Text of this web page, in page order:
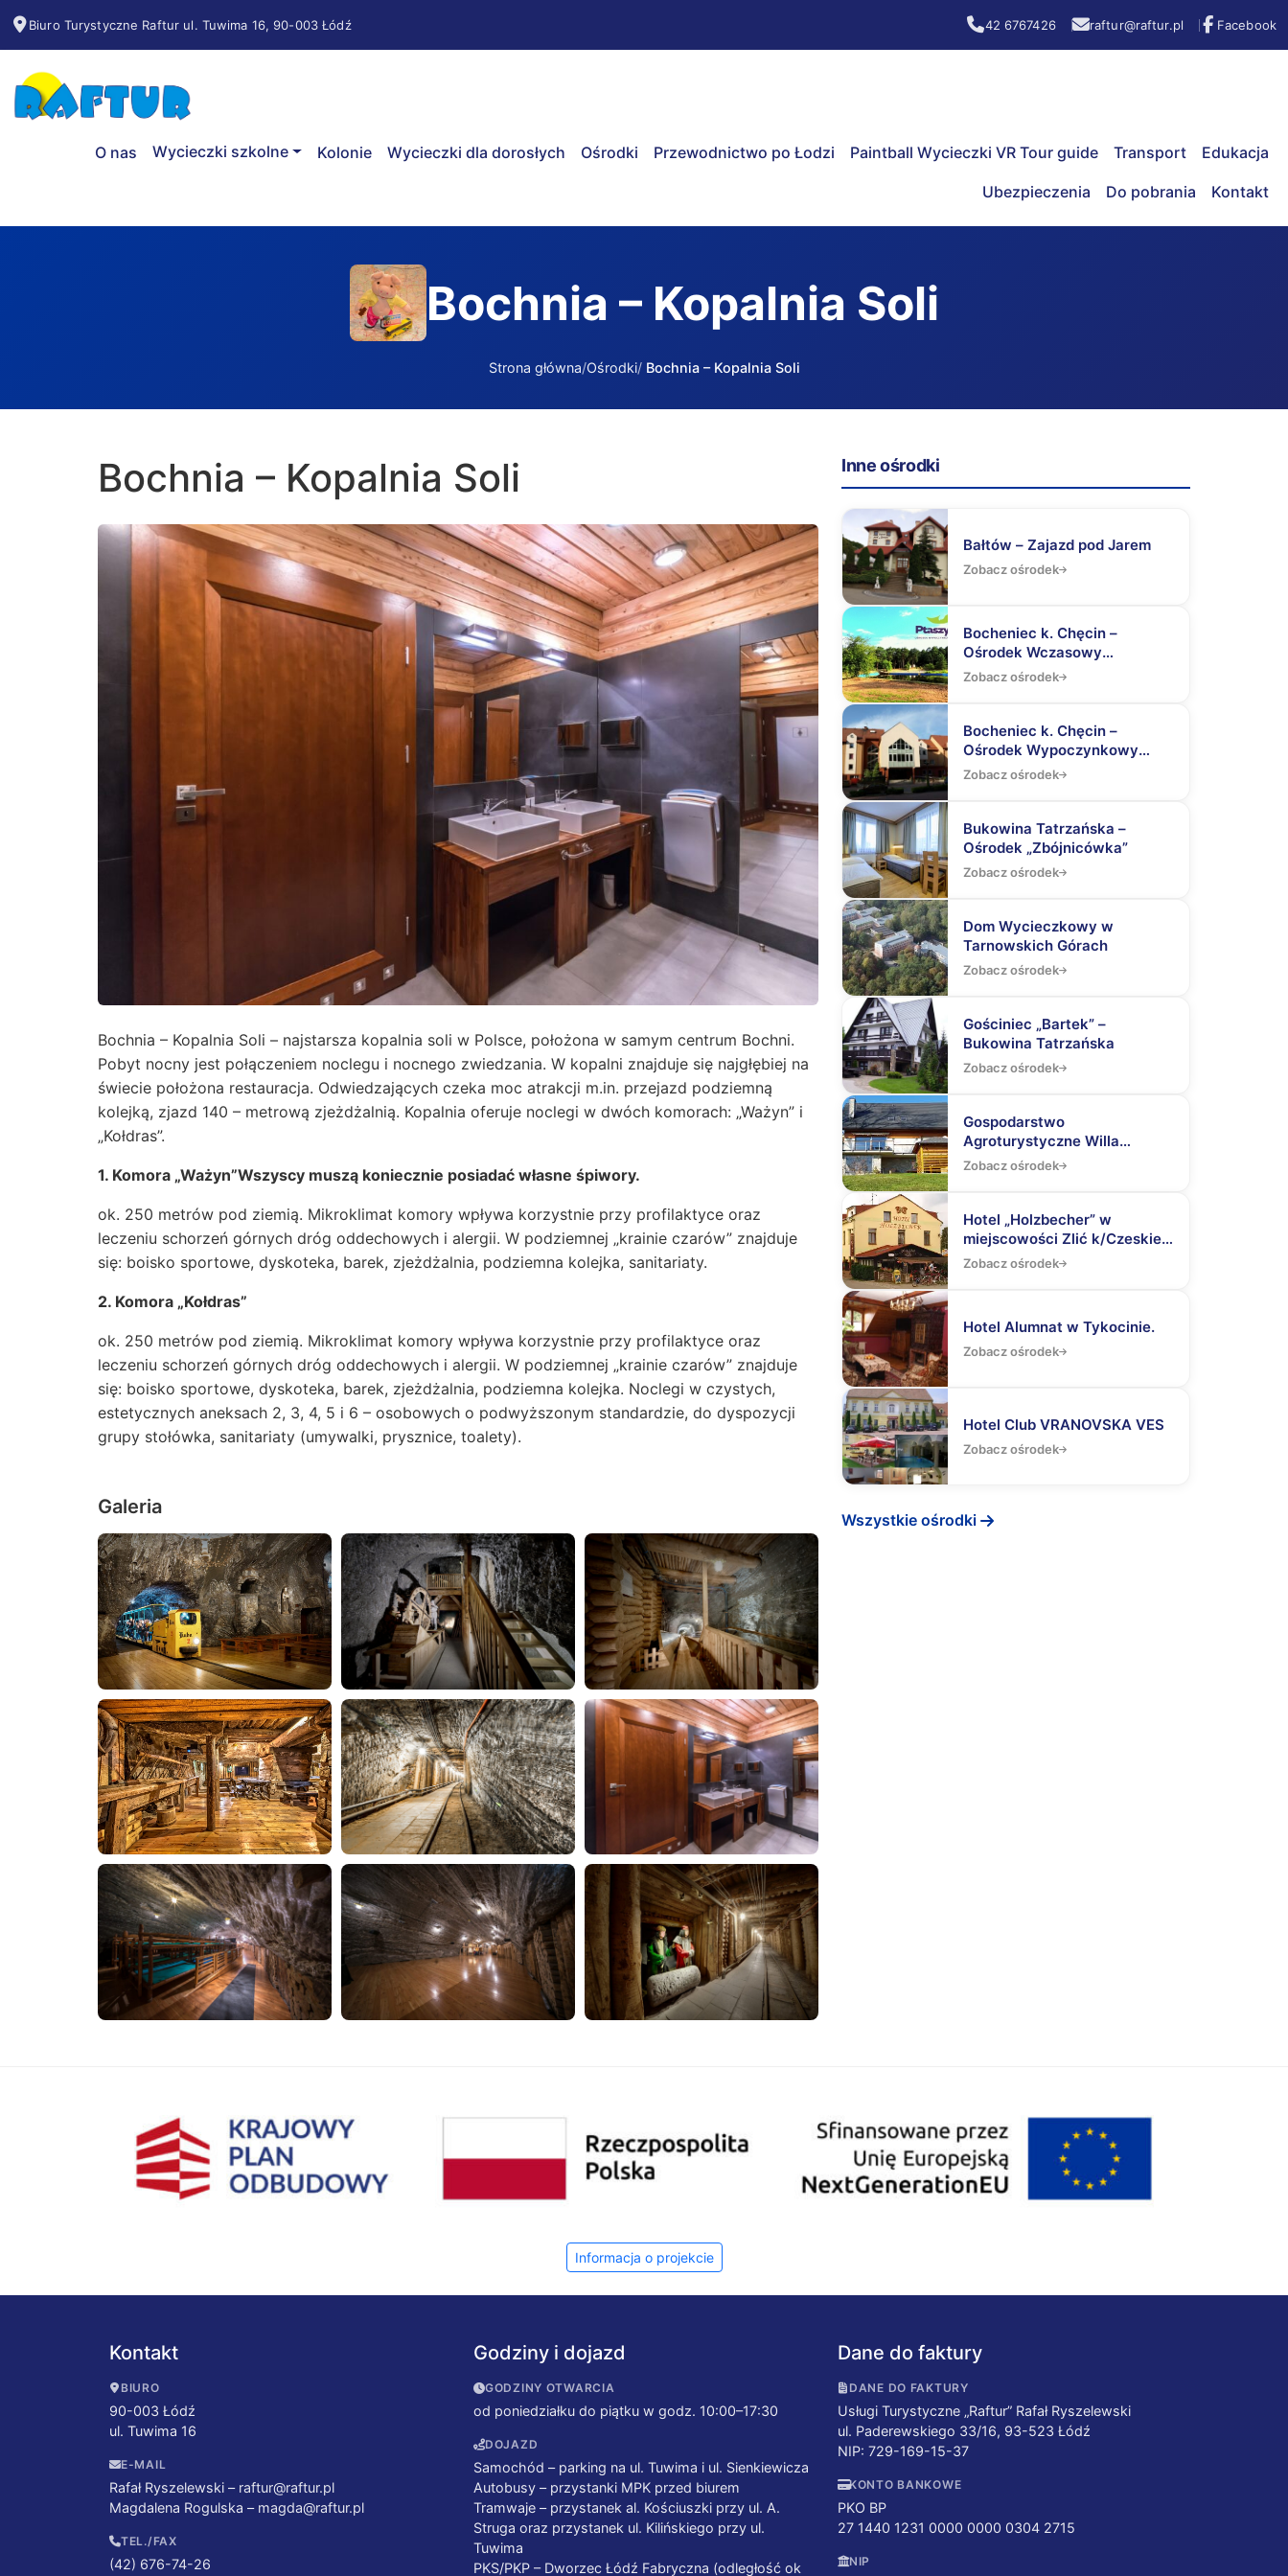
Biuro Turystyczne Raftur ul. Tuwima 16, 90-003 Łódź 42 6767426 raftur@raftur.pl Facebook
O nas Wycieczki szkolne Kolonie Wycieczki dla dorosłych Ośrodki Przewodnictwo po Łodzi Paintball Wycieczki VR Tour guide Transport Edukacja
Ubezpieczenia Do pobrania Kontakt
Bochnia – Kopalnia Soli
Strona główna Ośrodki Bochnia – Kopalnia Soli
Bochnia – Kopalnia Soli
Bochnia – Kopalnia Soli – najstarsza kopalnia soli w Polsce, położona w samym centrum Bochni.
Pobyt nocny jest połączeniem noclegu i nocnego zwiedzania. W kopalni znajduje się najgłębiej na
świecie położona restauracja. Odwiedzających czeka moc atrakcji m.in. przejazd podziemną
kolejką, zjazd 140 – metrową zjeżdżalnią. Kopalnia oferuje noclegi w dwóch komorach: „Ważyn” i
„Kołdras”.
1. Komora „Ważyn”Wszyscy muszą koniecznie posiadać własne śpiwory.
ok. 250 metrów pod ziemią. Mikroklimat komory wpływa korzystnie przy profilaktyce oraz
leczeniu schorzeń górnych dróg oddechowych i alergii. W podziemnej „krainie czarów” znajduje
się: boisko sportowe, dyskoteka, barek, zjeżdżalnia, podziemna kolejka, sanitariaty.
2. Komora „Kołdras”
ok. 250 metrów pod ziemią. Mikroklimat komory wpływa korzystnie przy profilaktyce oraz
leczeniu schorzeń górnych dróg oddechowych i alergii. W podziemnej „krainie czarów” znajduje
się: boisko sportowe, dyskoteka, barek, zjeżdżalnia, podziemna kolejka. Noclegi w czystych,
estetycznych aneksach 2, 3, 4, 5 i 6 – osobowych o podwyższonym standardzie, do dyspozycji
grupy stołówka, sanitariaty (umywalki, prysznice, toalety).
Galeria
Inne ośrodki
Bałtów – Zajazd pod Jarem
Zobacz ośrodek
Bocheniec k. Chęcin –
Ośrodek Wczasowy
„Ptaszyniec”
Zobacz ośrodek
Bocheniec k. Chęcin –
Ośrodek Wypoczynkowy
„Wierna”
Zobacz ośrodek
Bukowina Tatrzańska –
Ośrodek „Zbójnicówka”
Zobacz ośrodek
Dom Wycieczkowy w
Tarnowskich Górach
Zobacz ośrodek
Gościniec „Bartek” –
Bukowina Tatrzańska
Zobacz ośrodek
Gospodarstwo
Agroturystyczne Willa
„Jasień” na Głodowskim
Zobacz ośrodek
Hotel „Holzbecher” w
miejscowości Zlić k/Czeskiej
Skalnicy
Zobacz ośrodek
Hotel Alumnat w Tykocinie.
Zobacz ośrodek
Hotel Club VRANOVSKA VES
Zobacz ośrodek
Wszystkie ośrodki
Informacja o projekcie
Kontakt
BIURO
90-003 Łódź
ul. Tuwima 16
E-MAIL
Rafał Ryszelewski – raftur@raftur.pl
Magdalena Rogulska – magda@raftur.pl
TEL./FAX
(42) 676-74-26
Godziny i dojazd
GODZINY OTWARCIA
od poniedziałku do piątku w godz. 10:00–17:30
DOJAZD
Samochód – parking na ul. Tuwima i ul. Sienkiewicza
Autobusy – przystanki MPK przed biurem
Tramwaje – przystanek al. Kościuszki przy ul. A.
Struga oraz przystanek ul. Kilińskiego przy ul.
Tuwima
PKS/PKP – Dworzec Łódź Fabryczna (odległość ok
Dane do faktury
DANE DO FAKTURY
Usługi Turystyczne „Raftur” Rafał Ryszelewski
ul. Paderewskiego 33/16, 93-523 Łódź
NIP: 729-169-15-37
KONTO BANKOWE
PKO BP
27 1440 1231 0000 0000 0304 2715
NIP